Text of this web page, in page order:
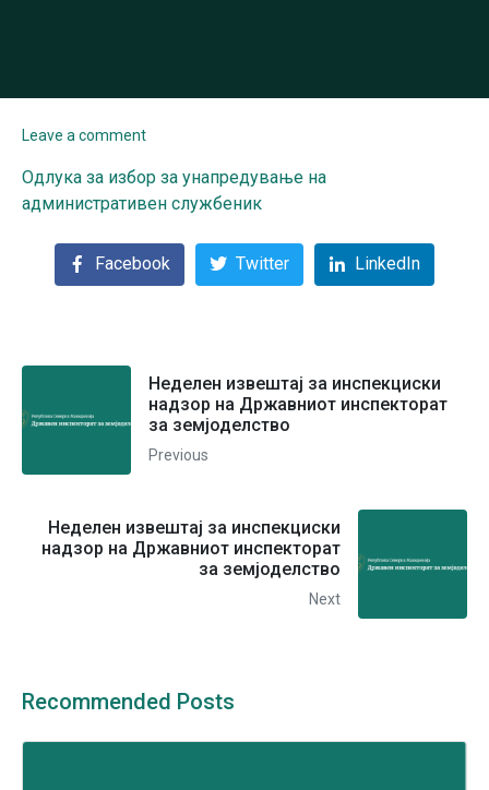
Leave a comment
Одлука за избор за унапредување на
административен службеник
Facebook Twitter LinkedIn
Неделен извештај за инспекциски
надзор на Државниот инспекторат
за земјоделство
Previous
Неделен извештај за инспекциски
надзор на Државниот инспекторат
за земјоделство
Next
Recommended Posts